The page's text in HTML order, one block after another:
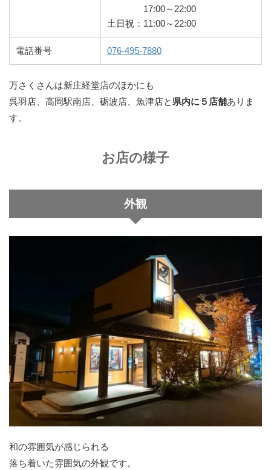
17:00～22:00
土日祝：11:00～22:00
電話番号 076-495-7880
万さくさんは新庄経堂店のほかにも
呉羽店、高岡駅南店、砺波店、魚津店と 県内に５店舗ありま
す。
お店の様子
外観
和の雰囲気が感じられる
落ち着いた雰囲気の外観です。